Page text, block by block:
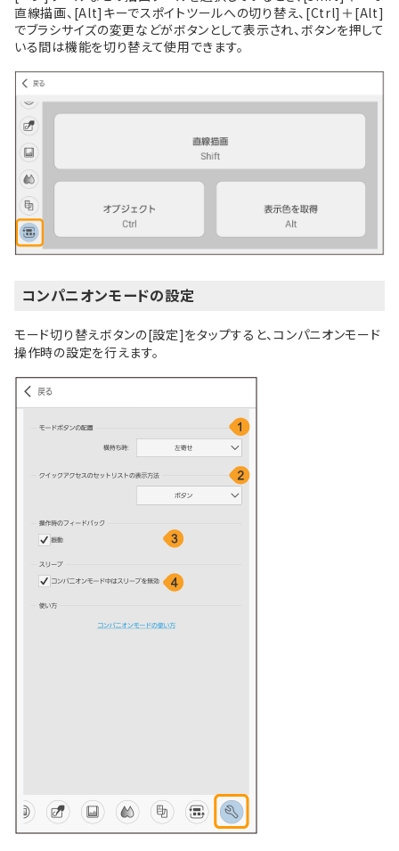
直線描画、[Alt]キーでスポイトツールへの切り替え、[Ctrl]＋[Alt]
でブラシサイズの変更などがボタンとして表示され、ボタンを押して
いる間は機能を切り替えて使用できます。
コンパニオンモードの設定
モード切り替えボタンの[設定]をタップすると、コンパニオンモード
操作時の設定を行えます。